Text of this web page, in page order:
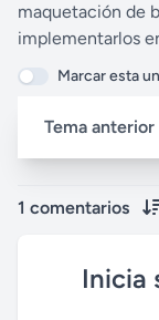
maquetación de
implementarlos
Marcar esta
Tema anterior
1 comentarios
Inicia